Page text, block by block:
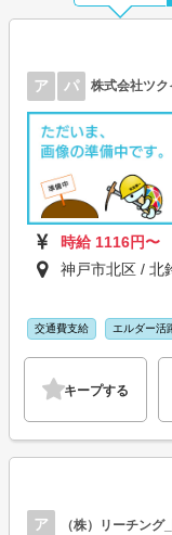
ア パ 株式会社ツク
時給 1116円〜
神戸市北区 / 北
交通費支給 エルダー活
キープする
ア （株）リーチン